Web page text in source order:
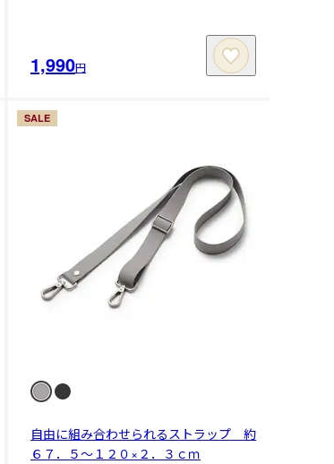
1,990円
自由に組み合わせられるストラップ 約
６７．５～１２０×２．３ｃｍ
SALE